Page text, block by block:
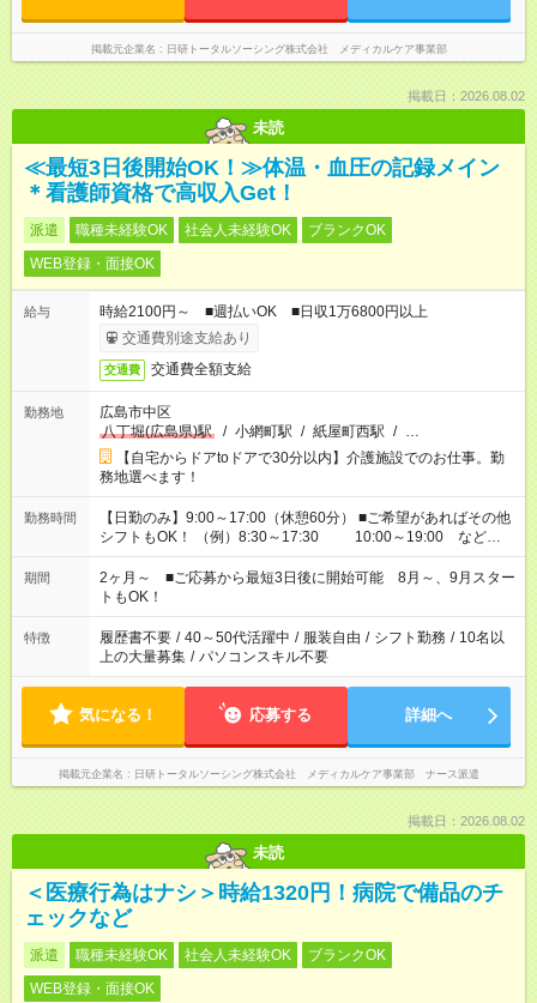
掲載元企業名 日研トータルソーシング株式会社 メディカルケア事業部
掲載日：2026.08.02
未読
≪最短3日後開始OK！≫体温・血圧の記録メイン
＊看護師資格で高収入Get！
派遣 職種未経験OK 社会人未経験OK
ブランクOK
WEB登録・面接OK
給与
時給2100円～ ■週払いOK ■日収1万6800円以上
交通費別途支給あり
交通費 交通費全額支給
勤務地
広島市中区
八丁堀(広島県)駅
/ 小網町駅 / 紙屋町西駅 / …
【自宅からドアtoドアで30分以内】介護施設でのお仕事。勤
務地選べます！
勤務時間
【日勤のみ】9:00～17:00（休憩60分） ■ご希望があればその他
シフトもOK！ （例）8:30～17:30 10:00～19:00 など
「家族とお休みを合わせたい」 「できれば残業はしたくない」
など、あなたのご希望に沿ったお仕事をご紹介します！ ※Wワ
ーク希望の方へ 今ご覧のお仕事で希望する勤務時間と、もう1つ
のお仕事の勤務時間。 合計で週40時間を超える場合は応募でき
ません
期間
2ヶ月～ ■ご応募から最短3日後に開始可能 8月～、9月スター
トもOK！
特徴 履歴書不要 / 40～50代活躍中 / 服装自由 / シフト勤務 / 10名以
上の大量募集 / パソコンスキル不要
気になる！ 応募する 詳細へ
掲載元企業名 日研トータルソーシング株式会社 メディカルケア事業部 ナース派遣
掲載日：2026.08.02
未読
＜医療行為はナシ＞時給1320円！病院で備品のチ
ェックなど
派遣 職種未経験OK 社会人未経験OK
ブランクOK
WEB登録・面接OK